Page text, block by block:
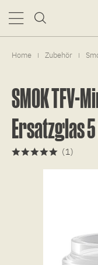
Home | Zubehör |
SMOK TFV-
Ersatzglas
(1 )